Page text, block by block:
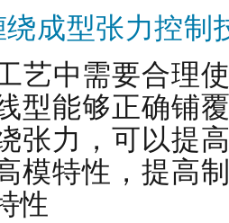
绕成型张力控制
艺中需要合理
型能够正确铺
张力，可以提
模特性，提高
性